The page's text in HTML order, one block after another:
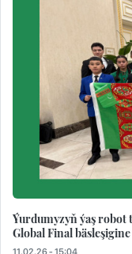
Ýurdumyzyň ýaş
Global Final